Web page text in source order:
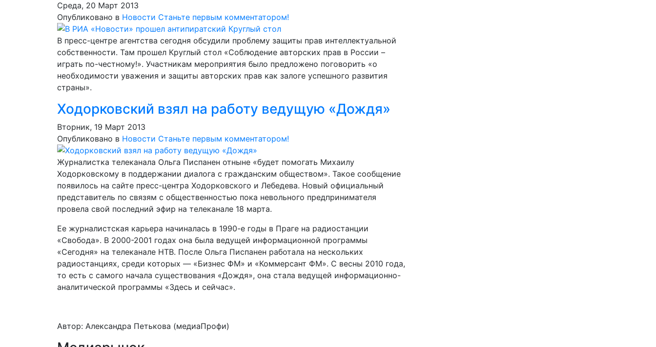
Среда, 20 Март 2013
Опубликовано в Новости Станьте первым комментатором!
В пресс-центре агентства сегодня обсудили проблему защиты прав интеллектуальной
собственности. Там прошел Круглый стол «Соблюдение авторских прав в России –
играть по-честному!». Участникам мероприятия было предложено поговорить «о
необходимости уважения и защиты авторских прав как залоге успешного развития
страны».
Ходорковский взял на работу ведущую «Дождя»
Вторник, 19 Март 2013
Опубликовано в Новости Станьте первым комментатором!
Журналистка телеканала Ольга Писпанен отныне «будет помогать Михаилу
Ходорковскому в поддержании диалога с гражданским обществом». Такое сообщение
появилось на сайте пресс-центра Ходорковского и Лебедева. Новый официальный
представитель по связям с общественностью пока невольного предпринимателя
провела свой последний эфир на телеканале 18 марта.
Ее журналистская карьера начиналась в 1990-е годы в Праге на радиостанции
«Свобода». В 2000-2001 годах она была ведущей информационной программы
«Сегодня» на телеканале НТВ. После Ольга Писпанен работала на нескольких
радиостанциях, среди которых — «Бизнес ФМ» и «Коммерсант ФМ». С весны 2010 года,
то есть с самого начала существования «Дождя», она стала ведущей информационно-
аналитической программы «Здесь и сейчас».
Автор: Александра Петькова (медиаПрофи)